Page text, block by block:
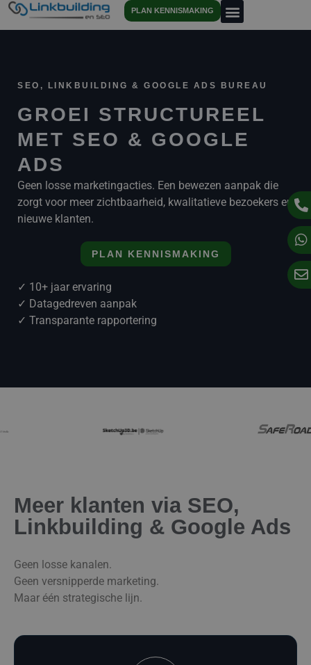
PLAN KENNISMAKING
SEO, LINKBUILDING & GOOGLE ADS BUREAU
GROEI STRUCTUREEL
MET SEO & GOOGLE
ADS
Geen losse marketingacties. Een bewezen aanpak die
zorgt voor meer zichtbaarheid, kwalitatieve bezoekers en
nieuwe klanten.
PLAN KENNISMAKING
✓ 10+ jaar ervaring
✓ Datagedreven aanpak
✓ Transparante rapportering
Meer klanten via SEO,
Linkbuilding & Google Ads
Geen losse kanalen.
Geen versnipperde marketing.
Maar één strategische lijn.